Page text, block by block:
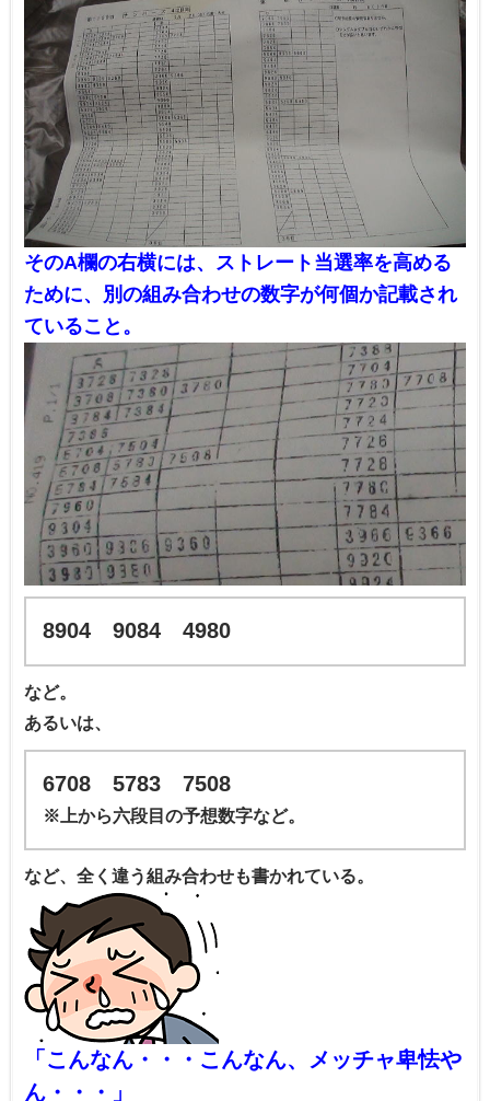
そのA欄の右横には、ストレート当選率を高める
ために、別の組み合わせの数字が何個か記載され
ていること。
8904 9084 4980
など。
あるいは、
6708 5783 7508
※上から六段目の予想数字など。
など、全く違う組み合わせも書かれている。
「こんなん・・・こんなん、メッチャ卑怯や
ん・・・」